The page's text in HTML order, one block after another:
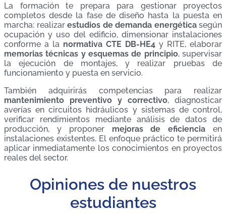
La formación te prepara para gestionar proyectos
completos desde la fase de diseño hasta la puesta en
marcha: realizar estudios de demanda energéticasegún
ocupación y uso del edificio, dimensionar instalaciones
conforme a la normativa CTE DB-HE4 y RITE, elaborar
memorias técnicas y esquemas de principio, supervisar
la ejecución de montajes, y realizar pruebas de
funcionamiento y puesta en servicio.
También adquirirás competencias para realizar
mantenimiento preventivo y correctivo, diagnosticar
averías en circuitos hidráulicos y sistemas de control,
verificar rendimientos mediante análisis de datos de
producción, y proponer mejoras de eficiencia en
instalaciones existentes. El enfoque práctico te permitirá
aplicar inmediatamente los conocimientos en proyectos
reales del sector.
Opiniones de nuestros
estudiantes